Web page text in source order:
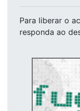
Para liberar o
responda ao